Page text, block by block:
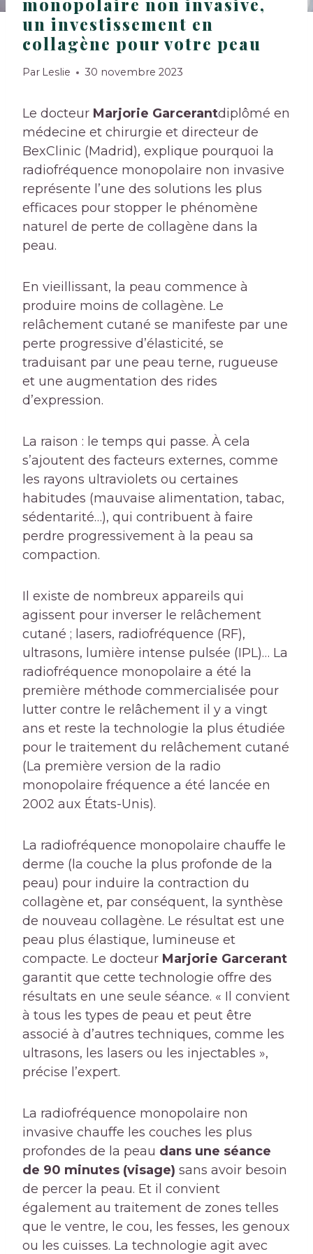
un investissement en
collagène pour votre peau
Par Leslie 30 novembre 2023
Le docteur Marjorie Garcerantdiplômé en
médecine et chirurgie et directeur de
BexClinic (Madrid), explique pourquoi la
radiofréquence monopolaire non invasive
représente l’une des solutions les plus
efficaces pour stopper le phénomène
naturel de perte de collagène dans la
peau.
En vieillissant, la peau commence à
produire moins de collagène. Le
relâchement cutané se manifeste par une
perte progressive d’élasticité, se
traduisant par une peau terne, rugueuse
et une augmentation des rides
d’expression.
La raison : le temps qui passe. À cela
s’ajoutent des facteurs externes, comme
les rayons ultraviolets ou certaines
habitudes (mauvaise alimentation, tabac,
sédentarité…), qui contribuent à faire
perdre progressivement à la peau sa
compaction.
Il existe de nombreux appareils qui
agissent pour inverser le relâchement
cutané ; lasers, radiofréquence (RF),
ultrasons, lumière intense pulsée (IPL)… La
radiofréquence monopolaire a été la
première méthode commercialisée pour
lutter contre le relâchement il y a vingt
ans et reste la technologie la plus étudiée
pour le traitement du relâchement cutané
(La première version de la radio
monopolaire fréquence a été lancée en
2002 aux États-Unis).
La radiofréquence monopolaire chauffe le
derme (la couche la plus profonde de la
peau) pour induire la contraction du
collagène et, par conséquent, la synthèse
de nouveau collagène. Le résultat est une
peau plus élastique, lumineuse et
compacte. Le docteur Marjorie Garcerant
garantit que cette technologie offre des
résultats en une seule séance. « Il convient
à tous les types de peau et peut être
associé à d’autres techniques, comme les
ultrasons, les lasers ou les injectables »,
précise l’expert.
La radiofréquence monopolaire non
invasive chauffe les couches les plus
profondes de la peau dans une séance
de 90 minutes (visage) sans avoir besoin
de percer la peau. Et il convient
également au traitement de zones telles
que le ventre, le cou, les fesses, les genoux
ou les cuisses. La technologie agit avec